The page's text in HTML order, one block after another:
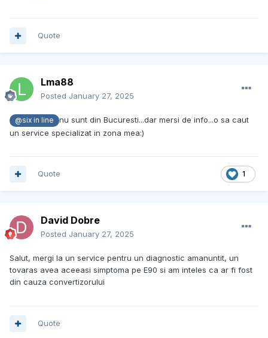
Quote
Lma88
Posted January 27, 2025
@six in line
nu sunt din Bucuresti...dar mersi de info...o sa caut
un service specializat in zona mea:)
1
Quote
David Dobre
Posted January 27, 2025
Salut, mergi la un service pentru un diagnostic amanuntit, un
tovaras avea aceeasi simptoma pe E90 si am inteles ca ar fi fost
din cauza convertizorului
Quote